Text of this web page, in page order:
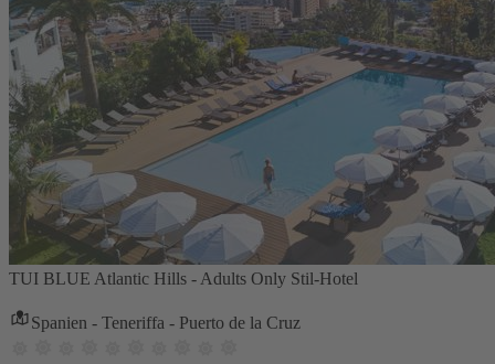
TUI BLUE Atlantic Hills - Adults Only Stil-Hotel
Spanien - Teneriffa - Puerto de la Cruz